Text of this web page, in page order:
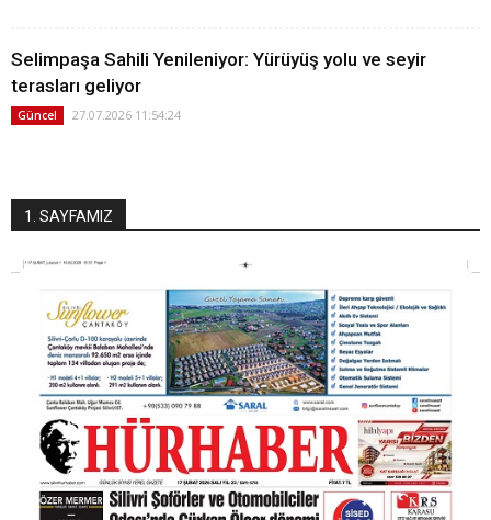
Selimpaşa Sahili Yenileniyor: Yürüyüş yolu ve seyir
terasları geliyor
Güncel 27.07.2026 11:54:24
1. SAYFAMIZ